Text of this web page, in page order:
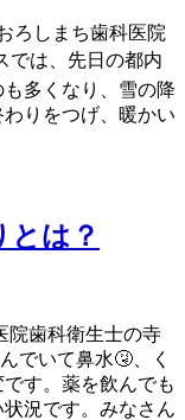
ろしまち歯科医院
では、先日の都内
多くなり、雪の降
りをつげ、暖かい
とは？
院歯科衛生士の寺
でいて鼻水🤧、く
す。薬を飲んでも
況です。みなさん